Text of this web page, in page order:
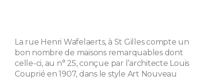
La rue Henri Wafelaerts, à St Gilles compte un
bon nombre de maisons remarquables dont
celle-ci, au n° 25, conçue par l’architecte Louis
Couprié en 1907, dans le style Art Nouveau